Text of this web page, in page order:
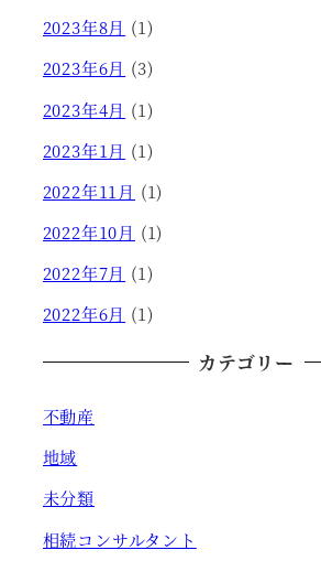
2023年8月 (1)
2023年6月 (3)
2023年4月 (1)
2023年1月 (1)
2022年11月 (1)
2022年10月 (1)
2022年7月 (1)
2022年6月 (1)
カテゴリー
不動産
地域
未分類
相続コンサルタント